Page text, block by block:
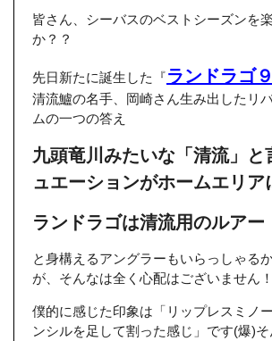
皆さん、シーバスのベストシーズンを
か？？
先日新たに誕生した『ランドラゴ
清流鱸の名手、岡崎さん生み出したリ
ムの一つの答え
九頭竜川みたいな「清流」と
ュエーションがホームエリア
ランドラゴは清流用のルアー
と身構えるアングラーもいらっしゃる
が、そんなは全く心配はございません！
僕的に感じた印象は「リップレスミノ
ンシルを足して割った感じ」です(爆)